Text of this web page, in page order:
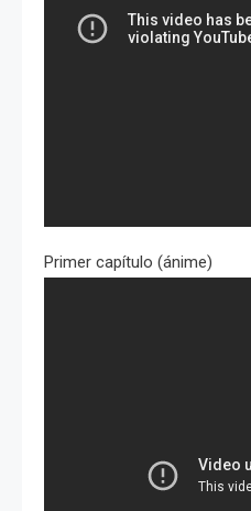
Primer capítulo (ánime)